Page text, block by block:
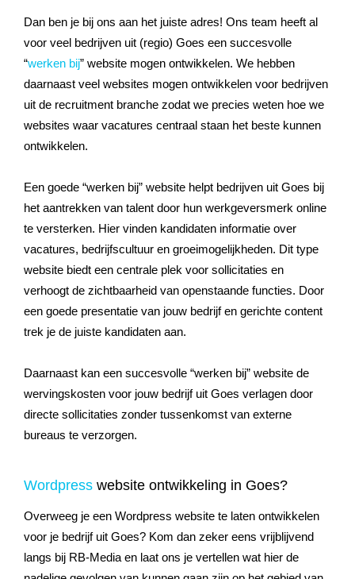
Dan ben je bij ons aan het juiste adres! Ons team heeft al
voor veel bedrijven uit (regio) Goes een succesvolle
“werken bij” website mogen ontwikkelen. We hebben
daarnaast veel websites mogen ontwikkelen voor bedrijven
uit de recruitment branche zodat we precies weten hoe we
websites waar vacatures centraal staan het beste kunnen
ontwikkelen.
Een goede “werken bij” website helpt bedrijven uit Goes bij
het aantrekken van talent door hun werkgeversmerk online
te versterken. Hier vinden kandidaten informatie over
vacatures, bedrijfscultuur en groeimogelijkheden. Dit type
website biedt een centrale plek voor sollicitaties en
verhoogt de zichtbaarheid van openstaande functies. Door
een goede presentatie van jouw bedrijf en gerichte content
trek je de juiste kandidaten aan.
Daarnaast kan een succesvolle “werken bij” website de
wervingskosten voor jouw bedrijf uit Goes verlagen door
directe sollicitaties zonder tussenkomst van externe
bureaus te verzorgen.
Wordpress website ontwikkeling in Goes?
Overweeg je een Wordpress website te laten ontwikkelen
voor je bedrijf uit Goes? Kom dan zeker eens vrijblijvend
langs bij RB-Media en laat ons je vertellen wat hier de